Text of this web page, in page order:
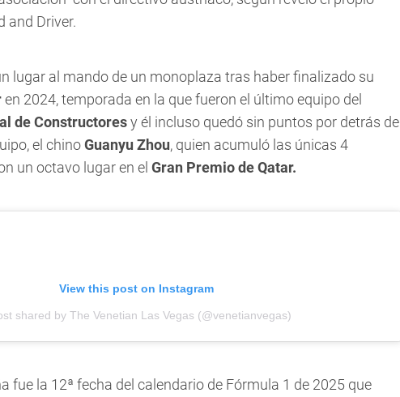
and Driver.
lugar al mando de un monoplaza tras haber finalizado su
en 2024, temporada en la que fueron el último equipo del
de Constructoresy él incluso quedó sin puntos por detrás de
el chinoGuanyu Zhou, quien acumuló las únicas 4
un octavo lugar en el Gran Premio de Qatar.
View this post on Instagram
shared by The Venetian Las Vegas (@venetianvegas)
fue la 12ª fecha del calendario de Fórmula 1 de 2025 que